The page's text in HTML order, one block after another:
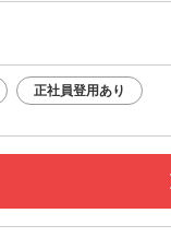
正社員登用あり